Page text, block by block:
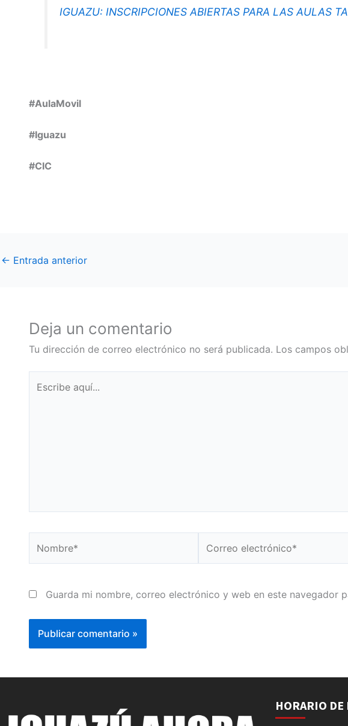
IGUAZU: INSCRIPCIONES ABIERTAS PARA LAS AULAS
#AulaMovil
#Iguazu
#CIC
← Entrada anterior
Deja un comentario
Tu dirección de correo electrónico no será publicada. Los campos
aquí...
electrónico*
Guarda mi nombre, correo electrónico y web en este navegador
HORARIO DE